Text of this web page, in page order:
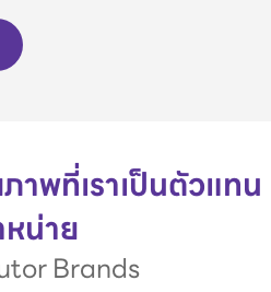
พที่เราเป็นตัวแทน
น่าย
Brands